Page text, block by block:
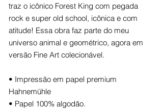
traz o icônico Forest King com pegada
rock e super old school, icônica e com
atitude! Essa obra faz parte do meu
universo animal e geométrico, agora em
versão Fine Art colecionável.
• Impressão em papel premium
Hahnemühle
• Papel 100% algodão.